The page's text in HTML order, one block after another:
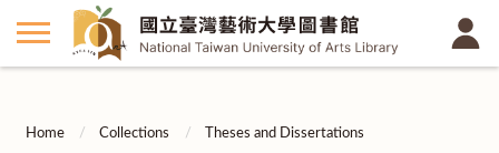
Home Collections
Theses and Dissertations